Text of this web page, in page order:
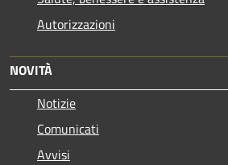
Autorizzazioni
NOVITÀ
Notizie
Comunicati
Avvisi